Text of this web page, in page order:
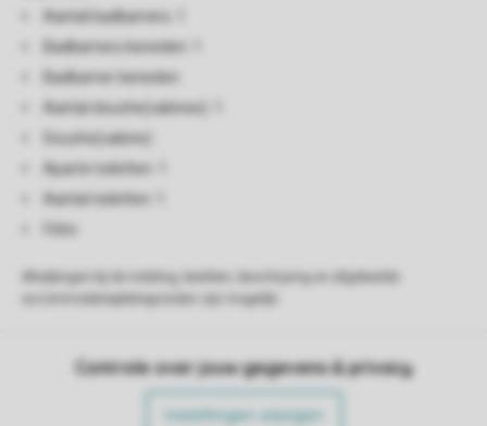
Aantal badkamers: 1
Badkamers beneden: 1
Badkamer beneden
Aantal douche(cabines): 1
Douche(cabine)
Aparte toiletten: 1
Aantal toiletten: 1
Controle over jouw gegevens & privacy
Instellingen wijzigen